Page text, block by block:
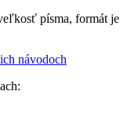
písma, formát
návodoch